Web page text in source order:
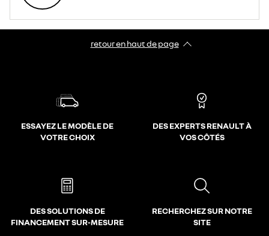
retour en haut de page​
ESSAYEZ LE MODÈLE DE
VOTRE CHOIX
DES EXPERTS RENAULT À
VOS CÔTÉS
DES SOLUTIONS DE
FINANCEMENT SUR-MESURE
RECHERCHEZ SUR NOTRE
SITE